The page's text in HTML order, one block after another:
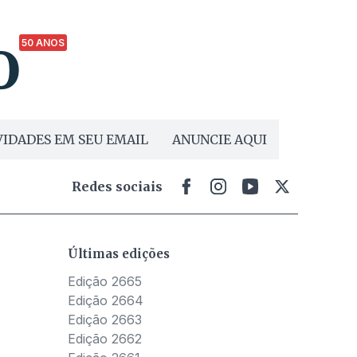
50 ANOS
EM SEU EMAIL ANUNCIE AQUI
Redes sociais
Últimas edições
Edição 2665
Edição 2664
Edição 2663
Edição 2662